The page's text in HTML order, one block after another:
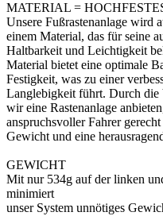
MATERIAL =
Unsere Fußrastenanlage wird
einem Material, das für seine
Haltbarkeit und Leichtigkeit
Material bietet eine optimale
Festigkeit, was zu einer
Langlebigkeit führt. Durch
wir eine Rastenanlage
anspruchsvoller Fahrer
Gewicht und eine
GEWICHT
Mit nur 534g auf der linken
minimiert
unser System unnötiges